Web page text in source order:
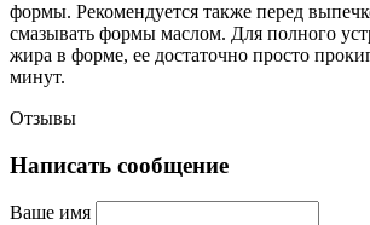
формы. Рекомендуется также перед
смазывать формы маслом. Для полного
жира в форме, ее достаточно просто
минут.
Отзывы
Написать сообщение
Ваше имя